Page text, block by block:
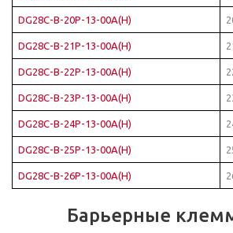
DG28C-B-20P-13-00A(H)
DG28C-B-21P-13-00A(H)
DG28C-B-22P-13-00A(H)
DG28C-B-23P-13-00A(H)
DG28C-B-24P-13-00A(H)
DG28C-B-25P-13-00A(H)
DG28C-B-26P-13-00A(H)
Барьерные